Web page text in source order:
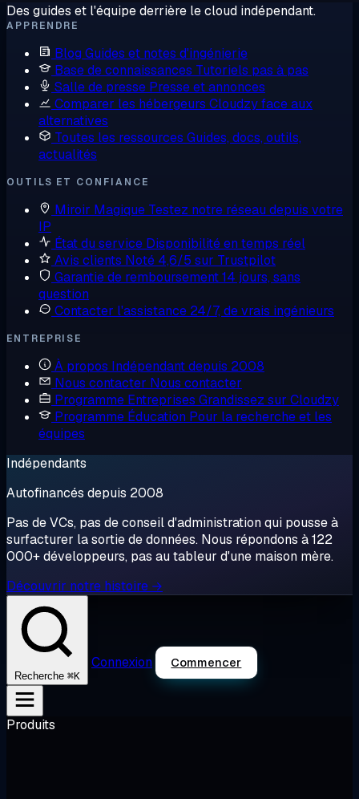
Des guides et l'équipe derrière le cloud indépendant.
APPRENDRE
Blog Guides et notes d'ingénierie
Base de connaissances Tutoriels pas à pas
Salle de presse Presse et annonces
Comparer les hébergeurs Cloudzy face aux
alternatives
Toutes les ressources Guides, docs, outils,
actualités
OUTILS ET CONFIANCE
Miroir Magique Testez notre réseau depuis votre
IP
État du service Disponibilité en temps réel
Avis clients Noté 4,6/5 sur Trustpilot
Garantie de remboursement14 jours, sans
question
Contacter l'assistance 24/7, de vrais ingénieurs
ENTREPRISE
À propos Indépendant depuis 2008
Nous contacter Nous contacter
Programme Entreprises Grandissez sur Cloudzy
Programme Éducation Pour la recherche et les
équipes
Indépendants
Autofinancés depuis 2008
Pas de VCs, pas de conseil d'administration qui pousse à
surfacturer la sortie de données. Nous répondons à 122
000+ développeurs, pas au tableur d'une maison mère.
Découvrir notre histoire →
Recherche ⌘K
Connexion Commencer
Produits